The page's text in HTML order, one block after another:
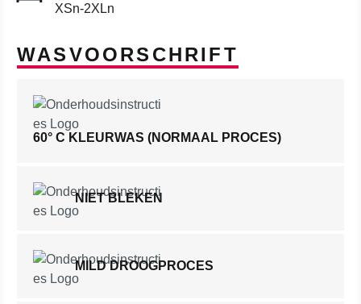
XSn-2XLn
WASVOORSCHRIFT
60° C KLEURWAS (NORMAAL PROCES)
NIET BLEKEN
MILD DROOGPROCES